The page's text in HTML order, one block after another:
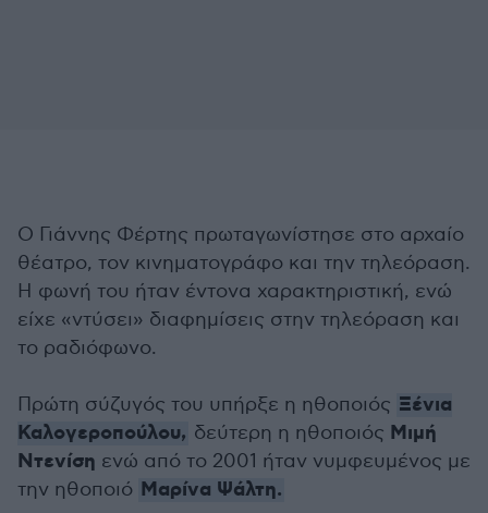
Ο Γιάννης Φέρτης πρωταγωνίστησε στο αρχαίο
θέατρο, τον κινηματογράφο και την τηλεόραση.
Η φωνή του ήταν έντονα χαρακτηριστική, ενώ
είχε «ντύσει» διαφημίσεις στην τηλεόραση και
το ραδιόφωνο.
Πρώτη σύζυγός του υπήρξε η ηθοποιός Ξένια
Καλογεροπούλου, δεύτερη η ηθοποιός Μιμή
Ντενίση ενώ από το 2001 ήταν νυμφευμένος με
την ηθοποιό Μαρίνα Ψάλτη.